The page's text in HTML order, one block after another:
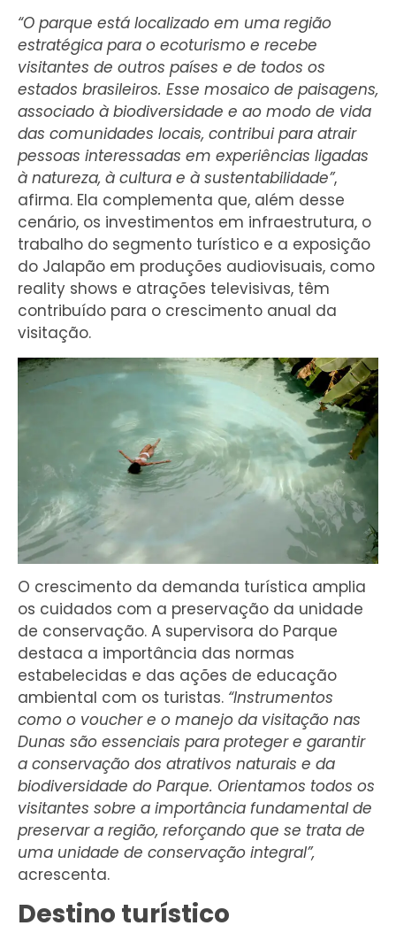
“O parque está localizado em uma região
estratégica para o ecoturismo e recebe
visitantes de outros países e de todos os
estados brasileiros. Esse mosaico de paisagens,
associado à biodiversidade e ao modo de vida
das comunidades locais, contribui para atrair
pessoas interessadas em experiências ligadas
à natureza, à cultura e à sustentabilidade”,
afirma. Ela complementa que, além desse
cenário, os investimentos em infraestrutura, o
trabalho do segmento turístico e a exposição
do Jalapão em produções audiovisuais, como
reality shows e atrações televisivas, têm
contribuído para o crescimento anual da
visitação.
O crescimento da demanda turística amplia
os cuidados com a preservação da unidade
de conservação. A supervisora do Parque
destaca a importância das normas
estabelecidas e das ações de educação
ambiental com os turistas. “Instrumentos
como o voucher e o manejo da visitação nas
Dunas são essenciais para proteger e garantir
a conservação dos atrativos naturais e da
biodiversidade do Parque. Orientamos todos os
visitantes sobre a importância fundamental de
preservar a região, reforçando que se trata de
uma unidade de conservação integral”,
acrescenta.
Destino turístico